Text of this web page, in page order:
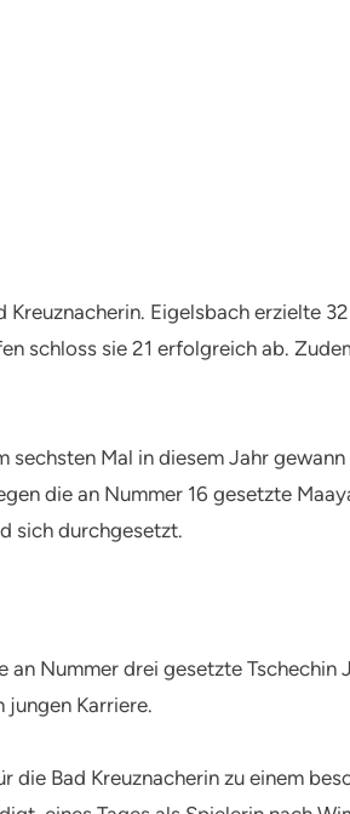
Eigelsbach erzielte
schloss sie 21 erfolgreich ab.
Mal in diesem Jahr
die an Nummer 16 gesetzte
sich durchgesetzt.
Nummer drei gesetzte Tschechin
Karriere.
die Bad Kreuznacherin zu einem